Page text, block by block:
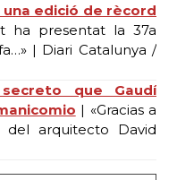
edició de rècord
ha presentat la 37a
| Diari Catalunya /
que Gaudí
| «Gracias a
del arquitecto David